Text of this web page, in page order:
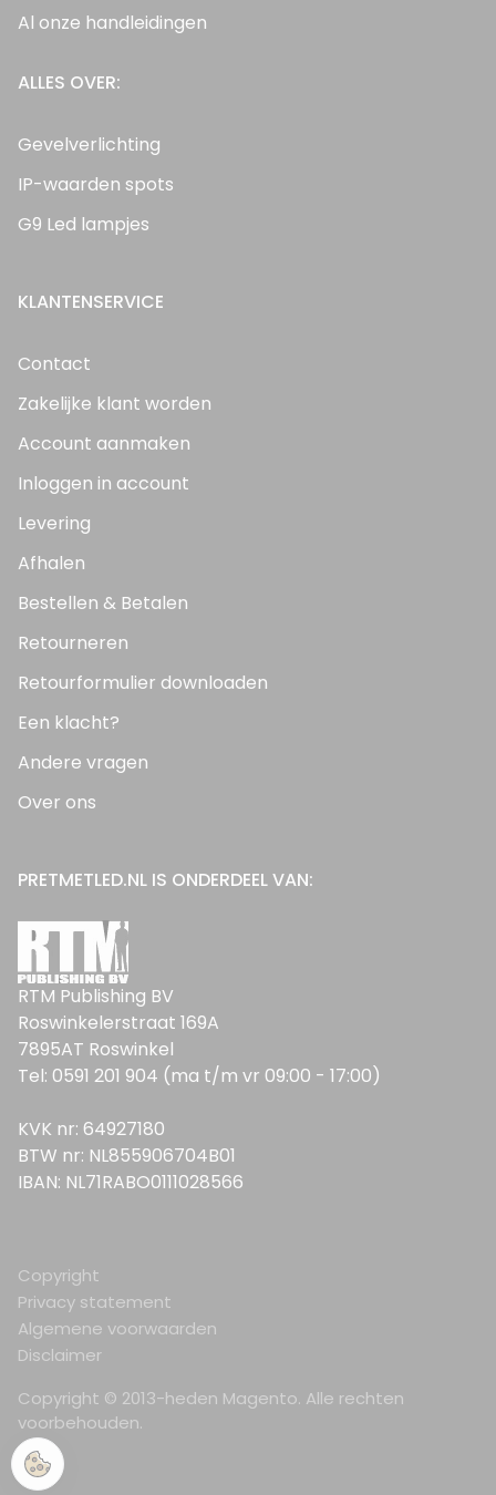
Al onze handleidingen
ALLES OVER:
Gevelverlichting
IP-waarden spots
G9 Led lampjes
KLANTENSERVICE
Contact
Zakelijke klant worden
Account aanmaken
Inloggen in account
Levering
Afhalen
Bestellen & Betalen
Retourneren
Retourformulier downloaden
Een klacht?
Andere vragen
Over ons
PRETMETLED.NL IS ONDERDEEL VAN:
RTM Publishing BV
Roswinkelerstraat 169A
7895AT Roswinkel
Tel: 0591 201 904 (ma t/m vr 09:00 - 17:00)
KVK nr: 64927180
BTW nr: NL855906704B01
IBAN: NL71RABO0111028566
Copyright © 2013-heden Magento. Alle rechten
voorbehouden.
Copyright
Privacy statement
Algemene voorwaarden
Disclaimer